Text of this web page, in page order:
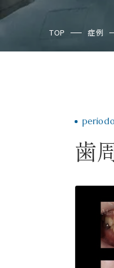
TOP 症例
歯